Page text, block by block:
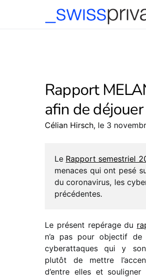
Rapport
afin de
Célian Hirsch, le 3
Le Rapport semes­triel
me­naces qui ont pesé
du coro­na­vi­rus, les
précédentes.
Le présent repé­rage du
n’a pas pour objec­tif de
cybe­rat­taques qui y
plutôt de mettre
d’entre elles et souli­gner